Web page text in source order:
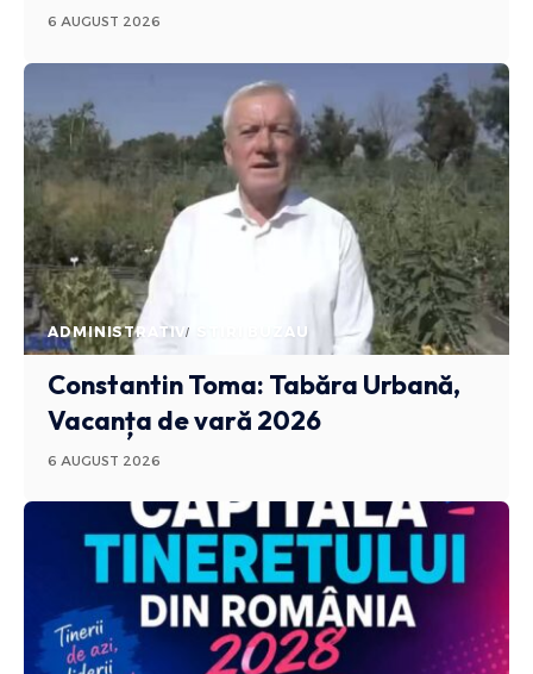
6 AUGUST 2026
ADMINISTRATIV STIRI BUZAU
Constantin Toma: Tabăra Urbană,
Vacanța de vară 2026
6 AUGUST 2026